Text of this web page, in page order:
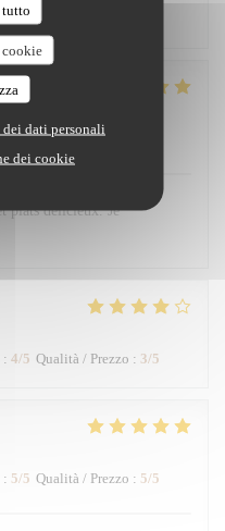
tutto
dati personali
dei cookie
: 5/5 Qualità / Prezzo
plats délicieux. Je
: 4/5 Qualità / Prezzo : 3/5
: 5/5 Qualità / Prezzo : 5/5